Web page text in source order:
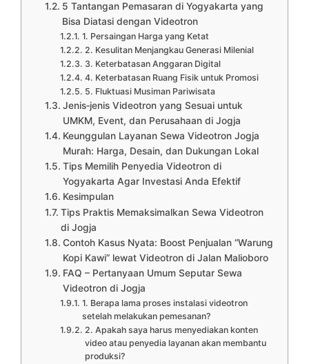
5 Tantangan Pemasaran di Yogyakarta yang
Bisa Diatasi dengan Videotron
1. Persaingan Harga yang Ketat
2. Kesulitan Menjangkau Generasi Milenial
3. Keterbatasan Anggaran Digital
4. Keterbatasan Ruang Fisik untuk Promosi
5. Fluktuasi Musiman Pariwisata
Jenis‑jenis Videotron yang Sesuai untuk
UMKM, Event, dan Perusahaan di Jogja
Keunggulan Layanan Sewa Videotron Jogja
Murah: Harga, Desain, dan Dukungan Lokal
Tips Memilih Penyedia Videotron di
Yogyakarta Agar Investasi Anda Efektif
Kesimpulan
Tips Praktis Memaksimalkan Sewa Videotron
di Jogja
Contoh Kasus Nyata: Boost Penjualan “Warung
Kopi Kawi” lewat Videotron di Jalan Malioboro
FAQ – Pertanyaan Umum Seputar Sewa
Videotron di Jogja
1. Berapa lama proses instalasi videotron
setelah melakukan pemesanan?
2. Apakah saya harus menyediakan konten
video atau penyedia layanan akan membantu
produksi?